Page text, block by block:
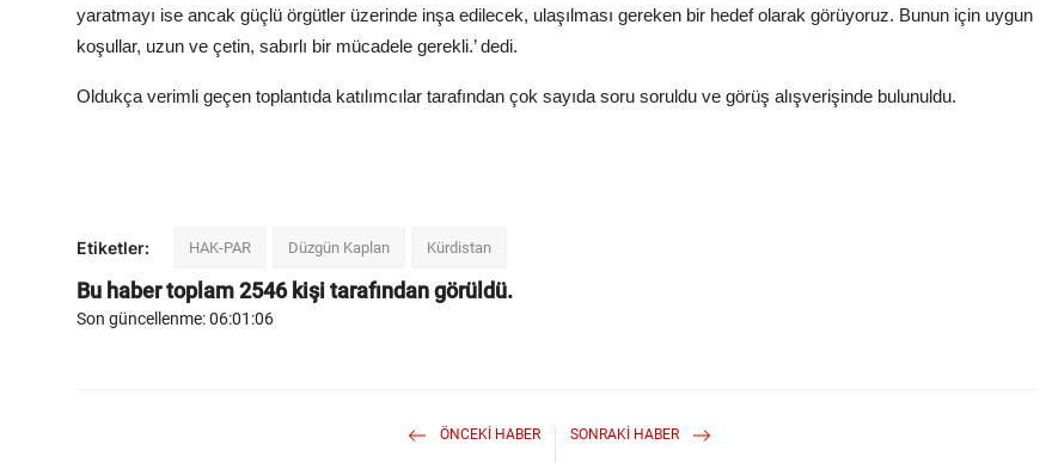
yaratmayı ise ancak güçlü örgütler üzerinde inşa edilecek, ulaşılması gereken bir hedef olarak görüyoruz. Bunun için uygun
koşullar, uzun ve çetin, sabırlı bir mücadele gerekli.’ dedi.
Oldukça verimli geçen toplantıda katılımcılar tarafından çok sayıda soru soruldu ve görüş alışverişinde bulunuldu.
Etiketler: HAK-PAR Düzgün Kaplan Kürdistan
Bu haber toplam2546kişi tarafından görüldü.
Son güncellenme: 06:01:06
ÖNCEKI HABER SONRAKI HABER